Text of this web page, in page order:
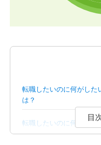
転職したいのに何がした
は？
転職したいのに何がした
目